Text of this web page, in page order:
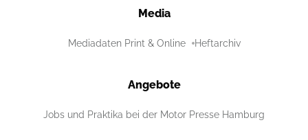
Media
Mediadaten Print & Online Heftarchiv
Angebote
Jobs und Praktika bei der Motor Presse Hamburg